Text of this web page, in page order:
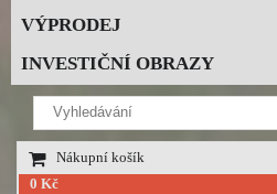
VÝPRODEJ
INVESTIČNÍ OBRAZY
Nákupní košík
0 Kč